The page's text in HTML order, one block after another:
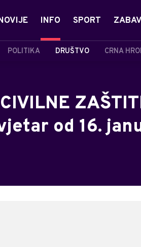
INFO
POLITIKA DRUŠTVO CRNA
SPORT
od 16.